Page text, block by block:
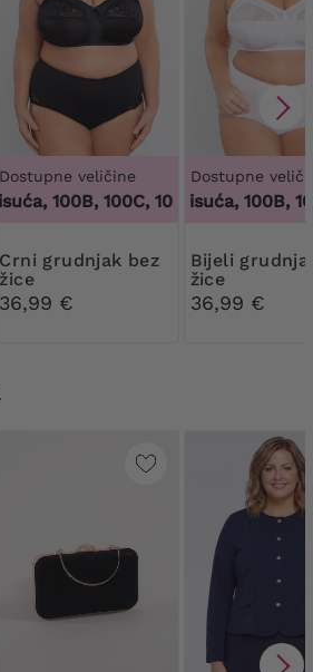
100F, 100G, 100H, 100I, 100J,
Dostupne veličine
100B, 100C, 100D, 100DD, 100F,
Crni grudnjak bez
žice
36,99 €
Dostupne
100 tisuća, 100B,
Bijeli grudnjak bez
žice
36,99 €